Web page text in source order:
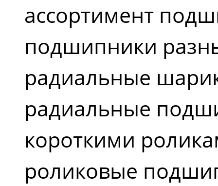
ассортимент
подшипники
радиальные
радиальные
короткими
роликовые